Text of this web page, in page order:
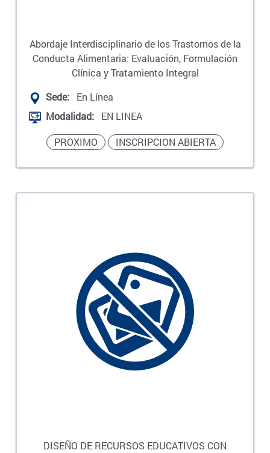
Abordaje Interdisciplinario de los Trastornos de la
Conducta Alimentaria: Evaluación, Formulación
Clínica y Tratamiento Integral
Sede:
En Línea
Modalidad:
EN LINEA
PROXIMO INSCRIPCION ABIERTA
DISEÑO DE RECURSOS EDUCATIVOS CON